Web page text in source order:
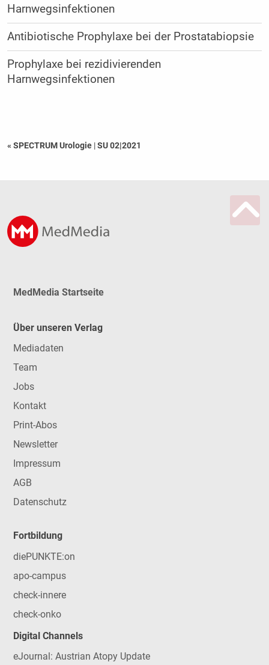
Harnwegsinfektionen
Antibiotische Prophylaxe bei der Prostatabiopsie
Prophylaxe bei rezidivierenden
Harnwegsinfektionen
« SPECTRUM Urologie |SU 02|2021
MedMedia Startseite
Über unseren Verlag
Mediadaten
Team
Jobs
Kontakt
Print-Abos
Newsletter
Impressum
AGB
Datenschutz
Fortbildung
diePUNKTE:on
apo-campus
check-innere
check-onko
Digital Channels
eJournal: Austrian Atopy Update